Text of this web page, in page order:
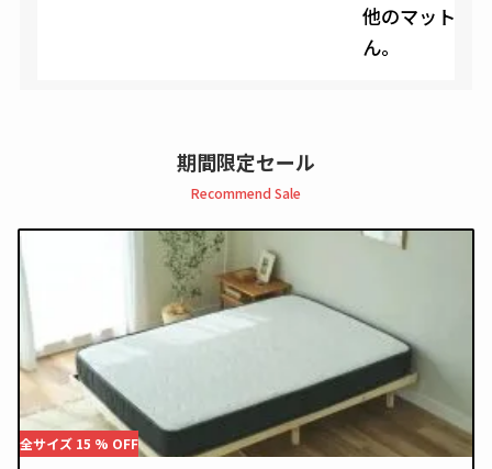
他のマットレ
ん。
期間限定セール
Recommend Sale
全サイズ 15 % OFF